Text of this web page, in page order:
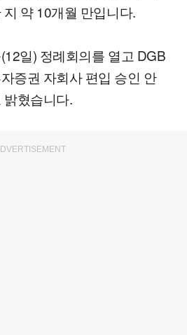
약 10개월 만입니다.
일) 정례회의를 열고 DGB
증권 자회사 편입 승인 안
밝혔습니다.